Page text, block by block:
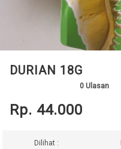
DURIAN 18G
0 Ulasan
Rp. 44.000
Dilihat :